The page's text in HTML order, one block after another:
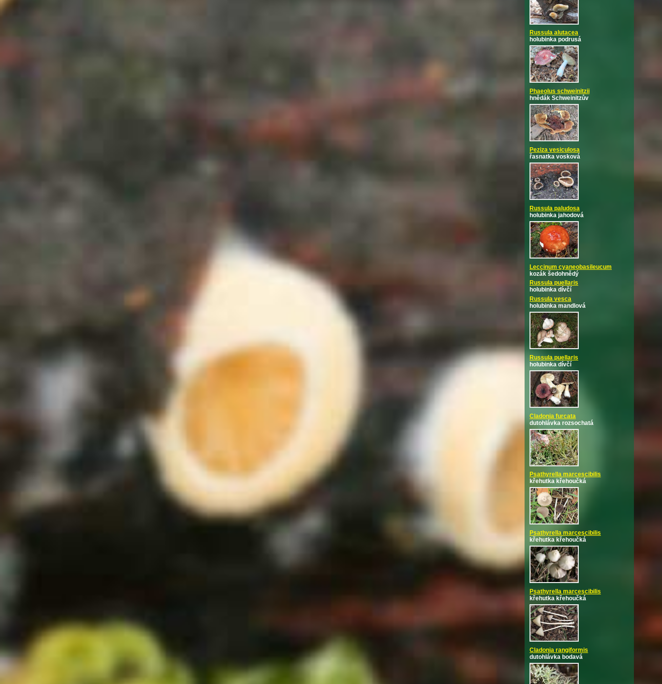
Russula alutacea
holubinka podrusá
Phaeolus schweinitzii
hnědák Schweinitzův
Peziza vesiculosa
řasnatka vosková
Russula paludosa
holubinka jahodová
Leccinum cyaneobasileucum
kozák šedohnědý
Russula puellaris
holubinka dívčí
Russula vesca
holubinka mandlová
Russula puellaris
holubinka dívčí
Cladonia furcata
dutohlávka rozsochatá
Psathyrella marcescibilis
křehutka křehoučká
Psathyrella marcescibilis
křehutka křehoučká
Psathyrella marcescibilis
křehutka křehoučká
Cladonia rangiformis
dutohlávka bodavá